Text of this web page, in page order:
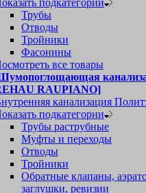
подкатегории
Трубы
Отводы
Тройники
Фасонины
все товары
RAUPIANO]
канализация
подкатегории
Трубы раструбные
Муфты и переходы
Отводы
Тройники
Обратные клапаны,
заглушки, ревизии